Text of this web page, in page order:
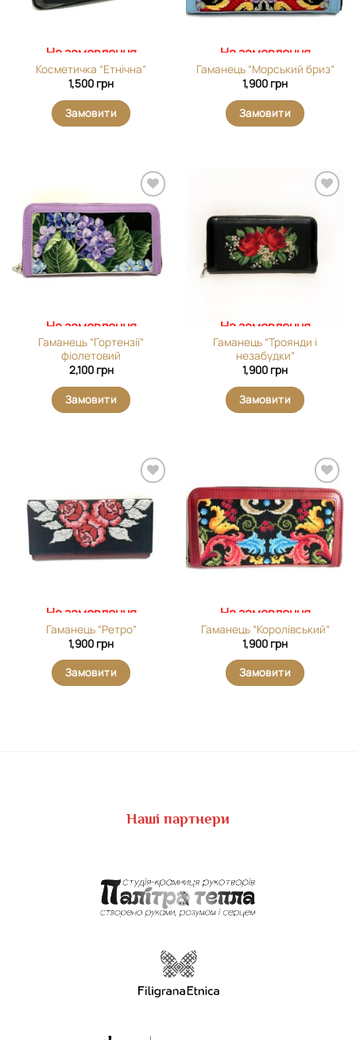
На замовлення
Косметичка “Етнічна”
1,500 грн
Замовити
На замовлення
Гаманець “Морський бриз”
1,900 грн
Замовити
Додати
виріб у
вибране
На замовлення
Гаманець “Гортензії”
фіолетовий
2,100 грн
Замовити
виріб у
вибране
На замовлення
Гаманець “Троянди і
незабудки”
1,900 грн
Замовити
виріб у
вибране
На замовлення
Гаманець “Ретро”
1,900 грн
Замовити
Додати
виріб у
вибране
На замовлення
Гаманець “Королівський”
1,900 грн
Замовити
Наші партнери